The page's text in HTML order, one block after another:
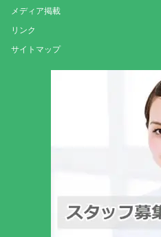
メディア掲載
リンク
サイトマップ